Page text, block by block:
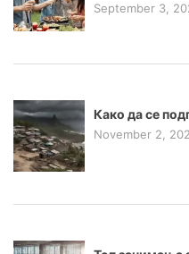
September 3,
Како да се
November 2,